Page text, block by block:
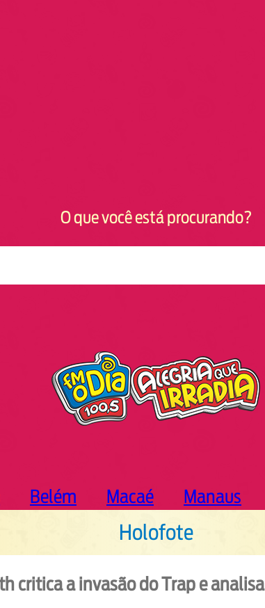
O que você está procurando?
Belém Macaé Manaus
Holofote
critica a invasão do Trap e analisa